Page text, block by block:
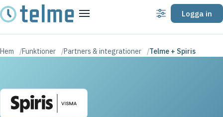
Meny Inställningar
Logga in
Hem Funktioner Partners & integrationer Telme + Spiris